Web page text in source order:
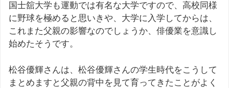
国士舘大学も運動では有名な大学ですので、高校同様
に野球を極めると思いきや、大学に入学してからは、
これまた父親の影響なのでしょうか、俳優業を意識し
始めたそうです。
松谷優輝さんは、松谷優輝さんの学生時代をこうして
まとめますと父親の背中を見て育ってきたことがよく